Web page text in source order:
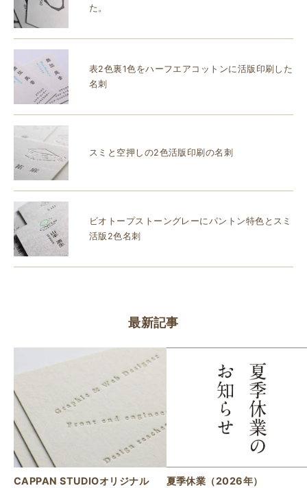
た。
表2色裏1色をハーフエアコットンに活版印刷した
名刺
スミと空押しの2色活版印刷の名刺
ビオトープストーングレーにパントン特色とスミ
活版2色名刺
最新記事
CAPPAN STUDIOオリジナル
夏季休業（2026年）